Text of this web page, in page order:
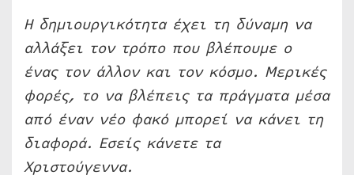
Η δημιουργικότητα έχει τη δύναμη να
αλλάξει τον τρόπο που βλέπουμε ο
ένας τον άλλον και τον κόσμο. Μερικές
φορές, το να βλέπεις τα πράγματα μέσα
από έναν νέο φακό μπορεί να κάνει τη
διαφορά. Εσείς κάνετε τα
Χριστούγεννα.